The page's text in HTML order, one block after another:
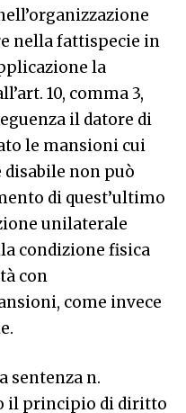
nella fattispecie in
la
10, comma 3,
il datore di
le mansioni cui
non può
di quest’ultimo
unilaterale
condizione fisica
con
come invece
sentenza n.
il principio di diritto